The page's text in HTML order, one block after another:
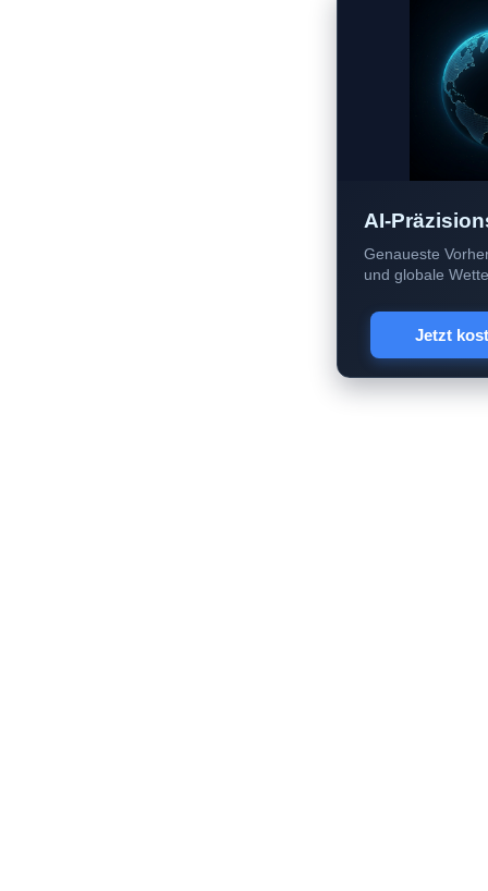
AI-
Genaueste
und globale
Jetzt